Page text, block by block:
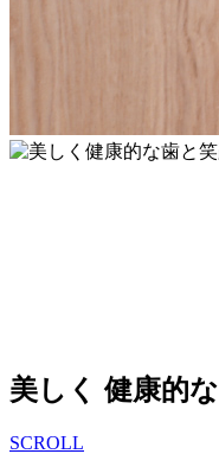
美しく 健康的な
SCROLL